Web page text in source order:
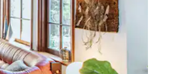
ou en appuyant et en faisant glisser.